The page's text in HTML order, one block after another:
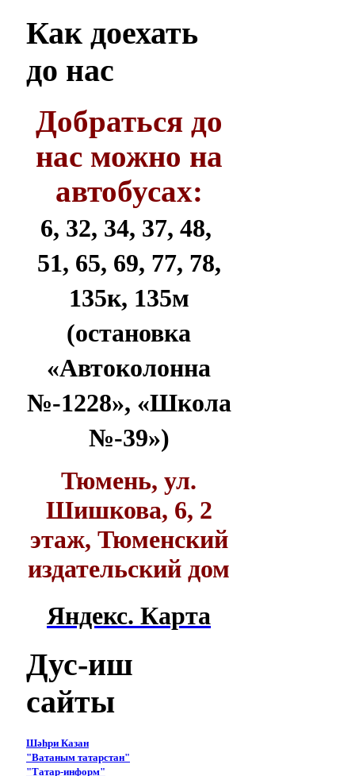
Как доехать
до нас
Добраться до
нас можно на
автобусах:
6, 32, 34, 37, 48,
51, 65, 69, 77, 78,
135к, 135м
(остановка
«Автоколонна
№-1228», «Школа
№-39»)
Тюмень, ул.
Шишкова, 6, 2
этаж, Тюменский
издательский дом
Яндекс. Карта
Дус-иш
сайты
Шәһри Казан
"Ватаным татарстан"
"Татар-информ"